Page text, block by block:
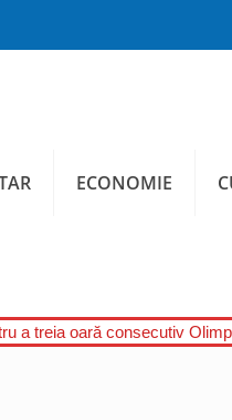
ECONOMIE
a treia oară consecutiv